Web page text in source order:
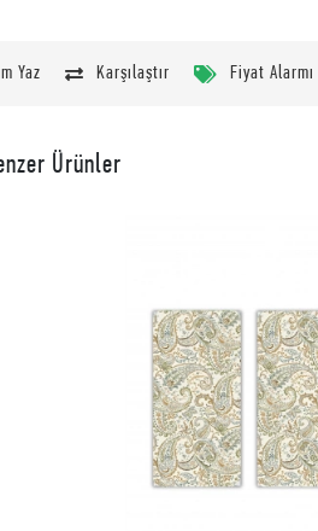
Yaz Karşılaştır Fiyat Alarmı
Ürünler